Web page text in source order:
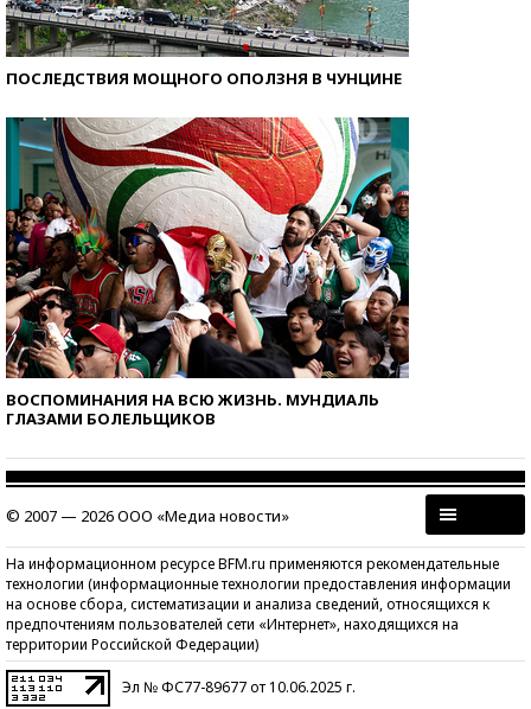
ПОСЛЕДСТВИЯ МОЩНОГО ОПОЛЗНЯ В ЧУНЦИНЕ
ВОСПОМИНАНИЯ НА ВСЮ ЖИЗНЬ. МУНДИАЛЬ
ГЛАЗАМИ БОЛЕЛЬЩИКОВ
© 2007 — 2026 ООО «Медиа новости»
На информационном ресурсе BFM.ru применяются рекомендательные
технологии (информационные технологии предоставления информации
на основе сбора, систематизации и анализа сведений, относящихся к
предпочтениям пользователей сети «Интернет», находящихся на
территории Российской Федерации)
Эл № ФС77-89677 от 10.06.2025 г.